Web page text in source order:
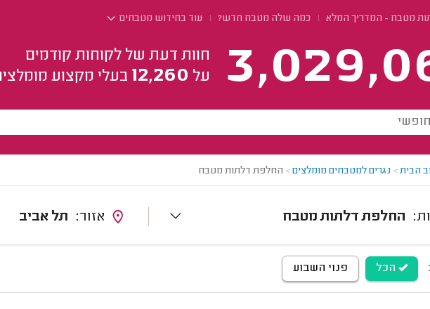
מטבח - המדריך המלא כמה עולה מטבח חדש? עוד בחידוש מטבחים
חוות דעת של לקוחות קודמים
על 12,260 בעלי מקצוע
הבית> נגרים למטבחים מומלצים> החלפת דלתות מטבח
החלפת דלתות מטבח תל אביב
הכל פנוי השבוע